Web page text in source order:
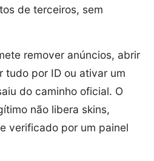
de terceiros, sem
remover anúncios, abrir
tudo por ID ou ativar um
do caminho oficial. O
não libera skins,
verificado por um painel